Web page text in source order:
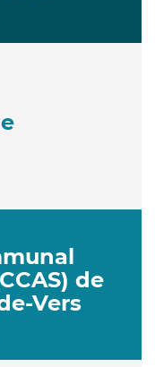
de
Vers